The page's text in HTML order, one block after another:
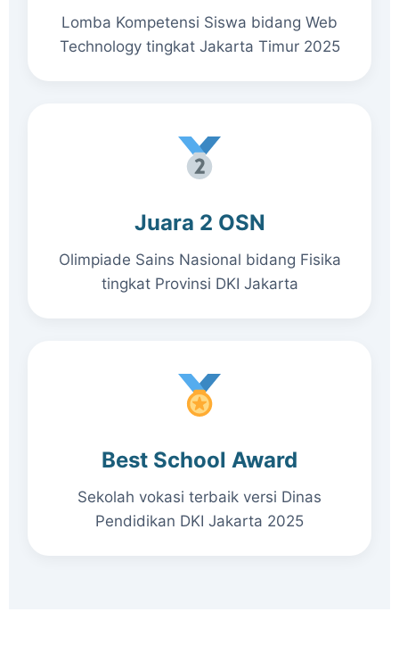
Lomba Kompetensi Siswa bidang Web
Technology tingkat Jakarta Timur 2025
Juara 2 OSN
Olimpiade Sains Nasional bidang Fisika
tingkat Provinsi DKI Jakarta
Best School Award
Sekolah vokasi terbaik versi Dinas
Pendidikan DKI Jakarta 2025